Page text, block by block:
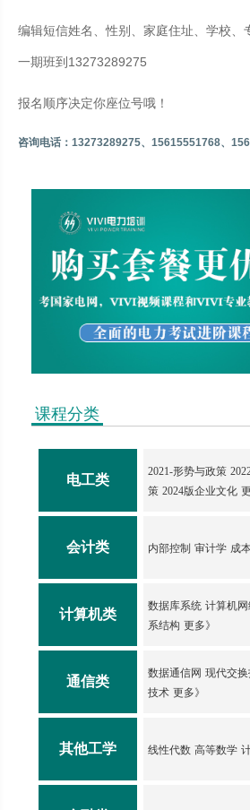
编辑短信姓名、性别、家庭住址、学校、
一期班到13273289275
报名顺序决定你座位号哦！
咨询电话：13273289275、15615551768、
课程分类
电工类
2021-形势与政策
策 2024版企业文化
会计类 内部控制 审计学 成
计算机类
数据库系统 计算机
系结构 更多》
通信类
数据通信网 现代交
技术 更多》
其他工学 线性代数 高等数学